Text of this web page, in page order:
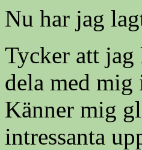
Nu har jag
Tycker att
dela med mig
Känner mig
intressanta